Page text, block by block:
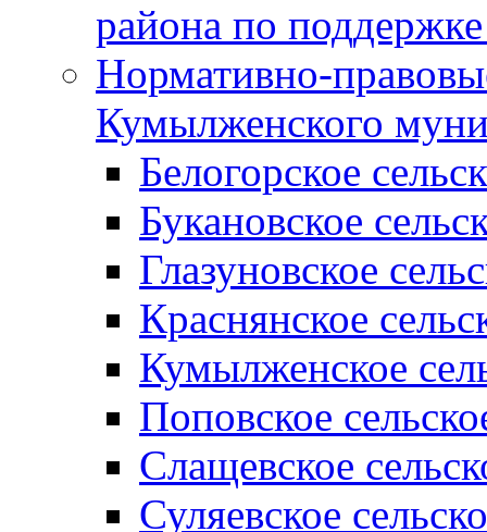
района по
Нормативно-
Кумылженского
Белогорское
Букановское
Глазуновское
Краснянское
Кумылженское
Поповское
Слащевское
Суляевское